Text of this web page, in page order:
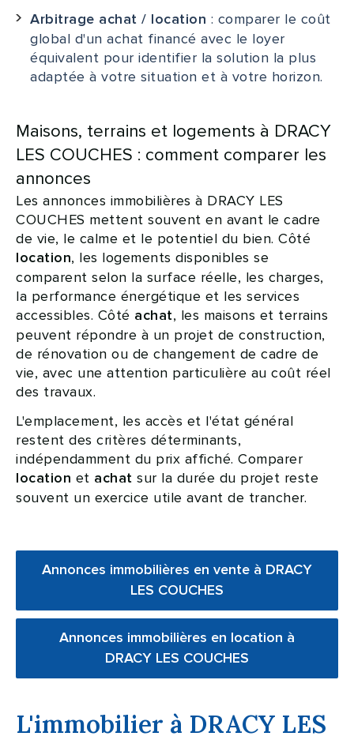
Arbitrage achat / location : comparer le coût
global d'un achat financé avec le loyer
équivalent pour identifier la solution la plus
adaptée à votre situation et à votre horizon.
Maisons, terrains et logements à DRACY
LES COUCHES : comment comparer les
annonces
Les annonces immobilières à DRACY LES
COUCHES mettent souvent en avant le cadre
de vie, le calme et le potentiel du bien. Côté
location, les logements disponibles se
comparent selon la surface réelle, les charges,
la performance énergétique et les services
accessibles. Côté achat, les maisons et terrains
peuvent répondre à un projet de construction,
de rénovation ou de changement de cadre de
vie, avec une attention particulière au coût réel
des travaux.
L'emplacement, les accès et l'état général
restent des critères déterminants,
indépendamment du prix affiché. Comparer
location et achat sur la durée du projet reste
souvent un exercice utile avant de trancher.
Annonces immobilières en vente à DRACY
LES COUCHES
Annonces immobilières en location à
DRACY LES COUCHES
L'immobilier à DRACY LES